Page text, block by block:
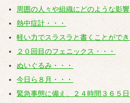
周囲の人々や組織にどのような影
熱中症計・・・
軽い力でスラスラと書くことができ
２０回目のフェニックス・・・
ぬいぐるみ・・・
今日ら８月・・・
緊急事態に備え、２４時間３６５